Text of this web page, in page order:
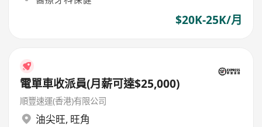
$20K-25K/月
電單車收派員(月薪可達$25,000)
順豐速運(香港)有限公司
油尖旺, 旺角